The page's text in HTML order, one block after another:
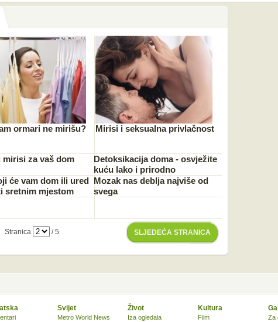
ormari ne mirišu? Mirisi i seksualna privlačnost
mirisi za vaš dom
Detoksikacija doma - osvježite
kuću lako i prirodno
će vam dom ili ured
sretnim mjestom
Mozak nas deblja najviše od
svega
SLJEDEĆA STRANICA
Stranica / 5
Svijet
Metro World News
Život
Iza ogledala
Kultura
Film Za